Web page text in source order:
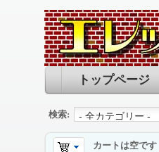
トップページ
検索:
カートは空です